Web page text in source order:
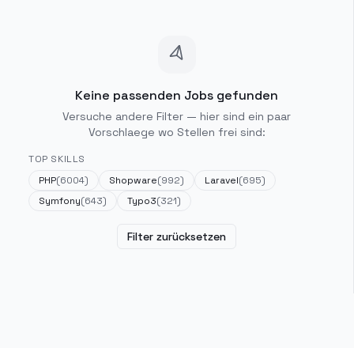
Keine passenden Jobs gefunden
Versuche andere Filter — hier sind ein paar
Vorschlaege wo Stellen frei sind:
TOP SKILLS
PHP(6004) Shopware(992) Laravel(695)
Symfony(643) Typo3(321)
Filter zurücksetzen